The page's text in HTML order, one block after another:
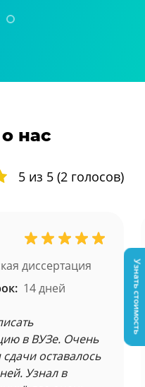
нас
5 из 5 (2 голосов)
диссертация
14 дней
в ВУЗе. Очень
оставалось
Узнал в
Узнать стоимость